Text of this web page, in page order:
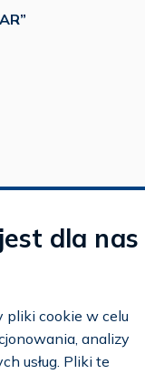
dla nas
pliki cookie w celu
analizy
usług. Pliki te